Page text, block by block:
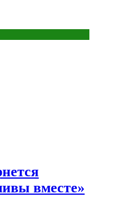
вместе»